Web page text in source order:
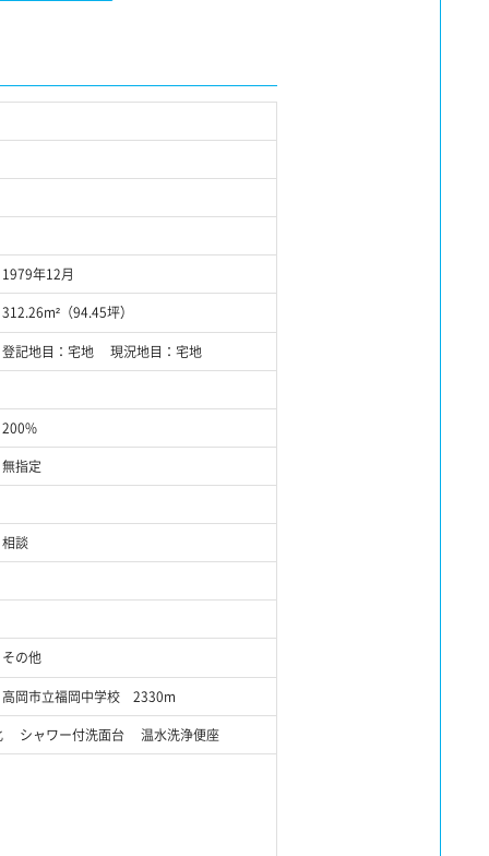
1979年12月
312.26m²（94.45坪）
登記地目：宅地 現況地目：宅地
200%
無指定
相談
その他
高岡市立福岡中学校 2330m
シャワー付洗面台 温水洗浄便座